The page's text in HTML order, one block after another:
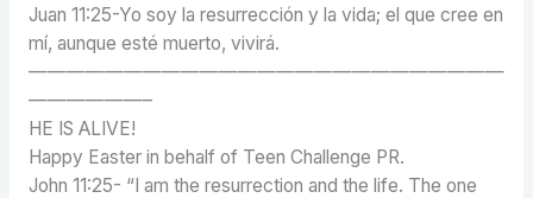
Juan 11:25-Yo soy la resurrección y la vida; el que cree en
mí, aunque esté muerto, vivirá.
—————————————————————————
——————–
HE IS ALIVE!
Happy Easter in behalf of Teen Challenge PR.
John 11:25- “I am the resurrection and the life. The one